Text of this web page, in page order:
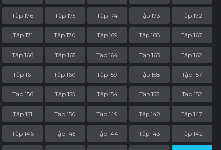
Tập 176 Tập 175 Tập 174 Tập 173 Tập 172
Tập 171 Tập 170 Tập 169 Tập 168 Tập 167
Tập 166 Tập 165 Tập 164 Tập 163 Tập 162
Tập 161 Tập 160 Tập 159 Tập 158 Tập 157
Tập 156 Tập 155 Tập 154 Tập 153 Tập 152
Tập 151 Tập 150 Tập 149 Tập 148 Tập 147
Tập 146 Tập 145 Tập 144 Tập 143 Tập 142